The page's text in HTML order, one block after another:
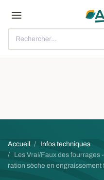
Rechercher...
Fil d'Ariane
Accueil
Infos techniques
Les Vrai/Faux des fourrages
ration sèche en engraissement